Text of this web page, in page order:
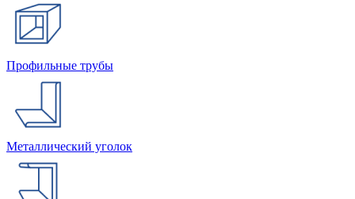
Профильные трубы
Металлический уголок